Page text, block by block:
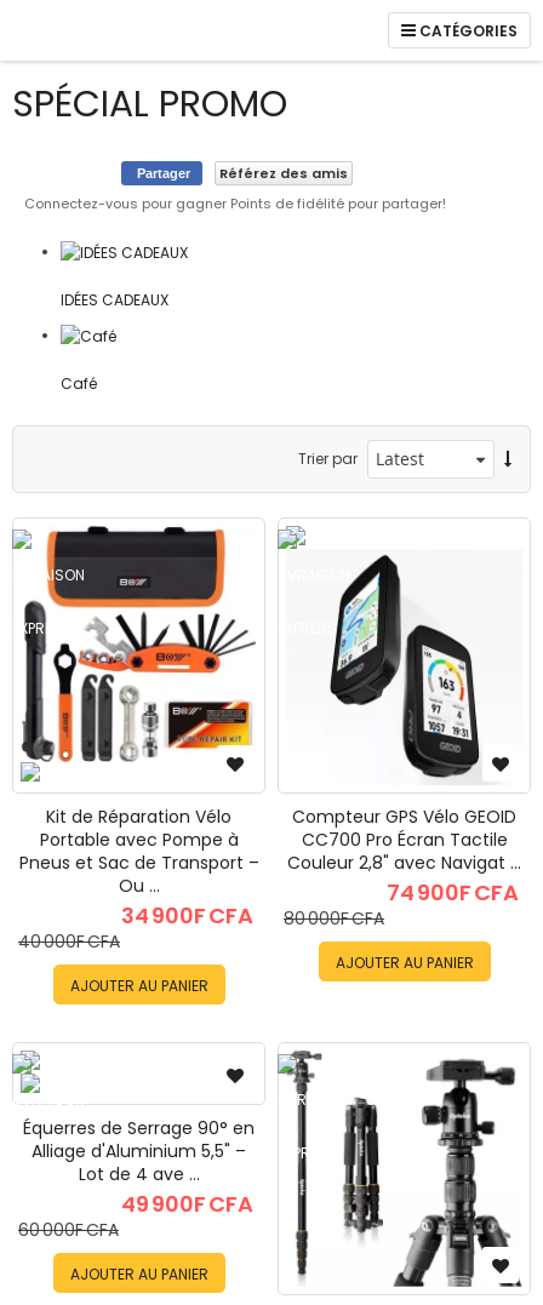
CATÉGORIES
SPÉCIAL PROMO
Partager
Référez des amis
Connectez-vous pour gagner Points de fidélité pour partager!
IDÉES CADEAUX
Café
Trier par
Kit de Réparation Vélo
Portable avec Pompe à
Pneus et Sac de Transport –
Ou ...
34 900F CFA
40 000F CFA
AJOUTER AU PANIER
Compteur GPS Vélo GEOID
CC700 Pro Écran Tactile
Couleur 2,8" avec Navigat ...
74 900F CFA
80 000F CFA
AJOUTER AU PANIER
Équerres de Serrage 90° en
Alliage d'Aluminium 5,5" –
Lot de 4 ave ...
49 900F CFA
60 000F CFA
AJOUTER AU PANIER